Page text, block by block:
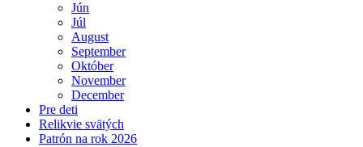
Jún
Júl
August
September
Október
November
December
Pre deti
Relikvie svätých
Patrón na rok 2026